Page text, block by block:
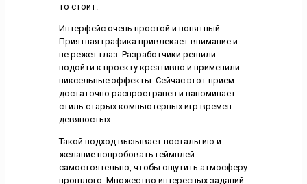
то стоит.
Интерфейс очень простой и понятный.
Приятная графика привлекает внимание и
не режет глаз. Разработчики решили
подойти к проекту креативно и применили
пиксельные эффекты. Сейчас этот прием
достаточно распространен и напоминает
стиль старых компьютерных игр времен
девяностых.
Такой подход вызывает ностальгию и
желание попробовать геймплей
самостоятельно, чтобы ощутить атмосферу
прошлого. Множество интересных заданий